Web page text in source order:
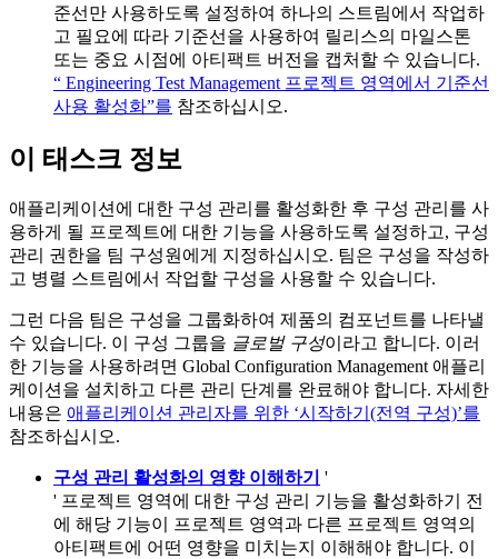
준선만 사용하도록 설정하여 하나의 스트림에서 작업하
고 필요에 따라 기준선을 사용하여 릴리스의 마일스톤
또는 중요 시점에 아티팩트 버전을 캡처할 수 있습니다.
“ Engineering Test Management 프로젝트 영역에서 기준선
사용 활성화”를 참조하십시오.
이 태스크 정보
애플리케이션에 대한 구성 관리를 활성화한 후 구성 관리를 사
용하게 될 프로젝트에 대한 기능을 사용하도록 설정하고, 구성
관리 권한을 팀 구성원에게 지정하십시오. 팀은 구성을 작성하
고 병렬 스트림에서 작업할 구성을 사용할 수 있습니다.
그런 다음 팀은 구성을 그룹화하여 제품의 컴포넌트를 나타낼
수 있습니다. 이 구성 그룹을 글로벌 구성이라고 합니다. 이러
한 기능을 사용하려면 Global Configuration Management애플리
케이션을 설치하고 다른 관리 단계를 완료해야 합니다. 자세한
내용은 애플리케이션 관리자를 위한 ‘시작하기(전역 구성)’를
참조하십시오.
구성 관리 활성화의 영향 이해하기 '
' 프로젝트 영역에 대한 구성 관리 기능을 활성화하기 전
에 해당 기능이 프로젝트 영역과 다른 프로젝트 영역의
아티팩트에 어떤 영향을 미치는지 이해해야 합니다. 이